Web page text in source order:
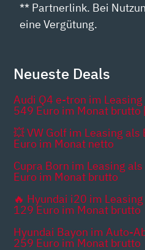
** Partnerlink. Bei
eine Vergütung.
Neueste Deals
Audi Q4 e-tron im
549 Euro im Monat brutto
💥 VW Golf im Leasing
Euro im Monat netto
Cupra Born im Leasing
Euro im Monat brutto
🔥 Hyundai i20 im
129 Euro im Monat brutto
Hyundai Bayon im Auto-
259 Euro im Monat brutto